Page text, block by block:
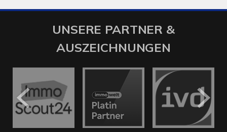
UNSERE PARTNER &
AUSZEICHNUNGEN